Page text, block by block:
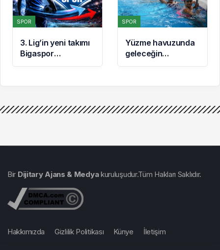
SPOR
3. Lig’in yeni takımı
Bigaspor
kadrosunu 3
güçlendirdi
SPOR
Yüzme havuzunda
geleceğin
sporcuları yetişiyor
Bir Dijitary Ajans & Medyakuruluşudur.Tüm Hakları Saklıdır.
Hakkımızda Gizlilik Politikası Künye İletişim